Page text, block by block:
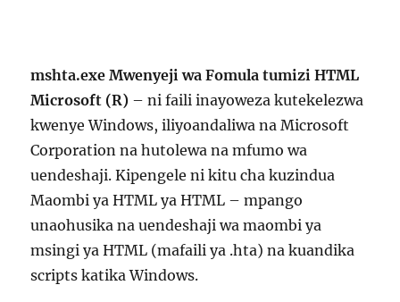
mshta.exe Mwenyeji wa Fomula tumizi HTML
Microsoft (R) – ni faili inayoweza kutekelezwa
kwenye Windows, iliyoandaliwa na Microsoft
Corporation na hutolewa na mfumo wa
uendeshaji. Kipengele ni kitu cha kuzindua
Maombi ya HTML ya HTML – mpango
unaohusika na uendeshaji wa maombi ya
msingi ya HTML (mafaili ya .hta) na kuandika
scripts katika Windows.